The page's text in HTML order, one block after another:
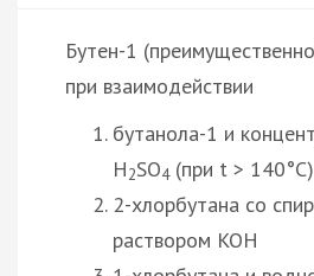
Бутен-1
при взаимодействии
бутанола-1 и
H2SO4(при t > 140°C)
2-хлорбутана со
раствором KOH